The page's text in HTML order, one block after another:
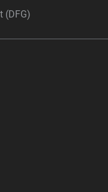
(DFG)